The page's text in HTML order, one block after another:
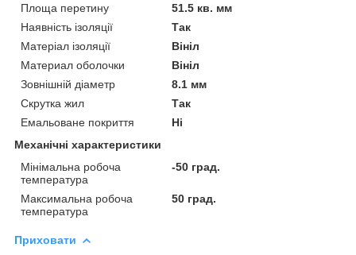
Площа перетину
51.5 кв. мм
Наявність ізоляції
Так
Матеріал ізоляції
Вініл
Материал оболочки
Вініл
Зовнішній діаметр
8.1 мм
Скрутка жил
Так
Емальоване покриття
Ні
Механічні характеристики
Мінімальна робоча
температура
-50 град.
Максимальна робоча
температура
50 град.
Приховати